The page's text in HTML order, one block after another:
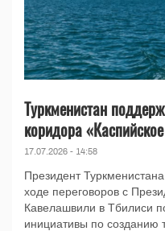
Туркменистан
коридора
17.07.2026 - 14:58
Президент
ходе переговоров с
Кавелашвили в Тбилиси
инициативы по созданию